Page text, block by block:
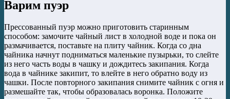
Варим пуэр
Прессованный пуэр можно приготовить старинным
способом: замочите чайный лист в холодной воде и пока он
размачивается, поставьте на плиту чайник. Когда со дна
чайника начнут подниматься маленькие пузырьки, то слейте
из него часть воды в чашку и дождитесь закипания. Когда
вода в чайнике закипит, то влейте в него обратно воду из
чашки. После повторного закипания снимите чайник с огня и
размешайте так, чтобы образовалась воронка. Положите